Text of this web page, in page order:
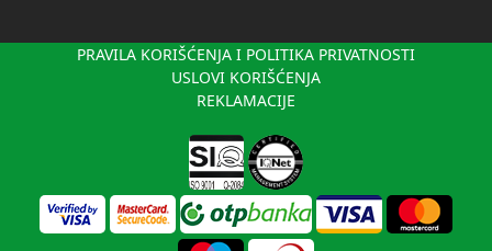
PRAVILA KORIŠĆENJA I POLITIKA PRIVATNOSTI
USLOVI KORIŠĆENJA
REKLAMACIJE